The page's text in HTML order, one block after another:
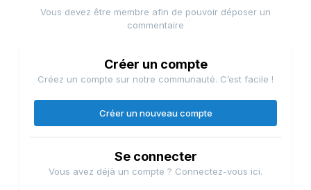
Vous devez être membre afin de pouvoir déposer un
commentaire
Créer un compte
Créez un compte sur notre communauté. C’est facile !
Créer un nouveau compte
Se connecter
Vous avez déjà un compte ? Connectez-vous ici.